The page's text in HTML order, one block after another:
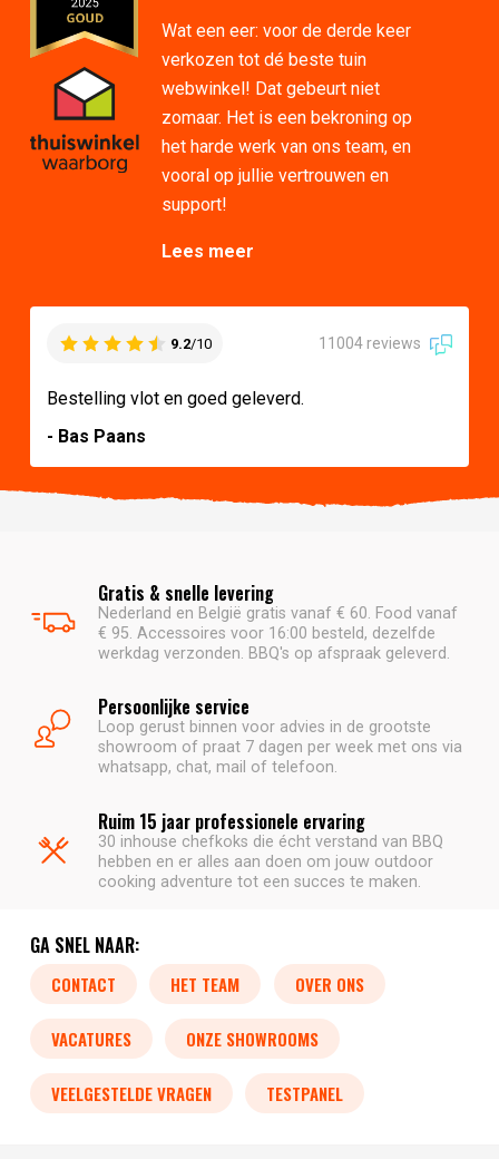
Wat een eer: voor de derde keer
verkozen tot dé beste tuin
webwinkel! Dat gebeurt niet
zomaar. Het is een bekroning op
het harde werk van ons team, en
vooral op jullie vertrouwen en
support!
Lees meer
9.2/10 11004 reviews
Bestelling vlot en goed geleverd.
- Bas Paans
Gratis & snelle levering
Nederland en België gratis vanaf € 60. Food vanaf
€ 95. Accessoires voor 16:00 besteld, dezelfde
werkdag verzonden. BBQ's op afspraak geleverd.
Persoonlijke service
Loop gerust binnen voor advies in de grootste
showroom of praat 7 dagen per week met ons via
whatsapp, chat, mail of telefoon.
Ruim 15 jaar professionele ervaring
30 inhouse chefkoks die écht verstand van BBQ
hebben en er alles aan doen om jouw outdoor
cooking adventure tot een succes te maken.
GA SNEL NAAR:
CONTACT HET TEAM OVER ONS
VACATURES ONZE SHOWROOMS
VEELGESTELDE VRAGEN TESTPANEL